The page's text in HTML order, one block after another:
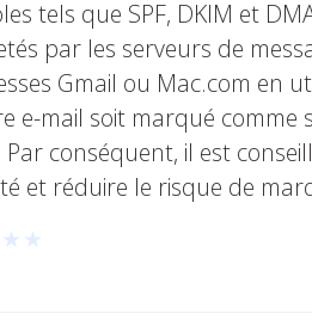
tels que SPF, DKIM et
par les serveurs de
Gmail ou Mac.com en
e-mail soit marqué
conséquent, il est
et réduire le risque de
★ ★